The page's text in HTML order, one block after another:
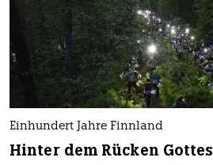
Einhundert Jahre Finnland
Hinter dem Rücken Gottes